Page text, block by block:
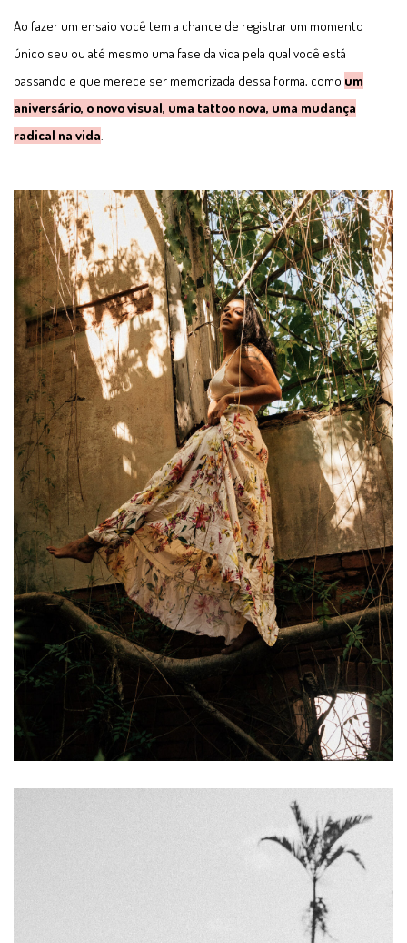
Ao fazer um ensaio você tem a chance de registrar um momento
único seu ou até mesmo uma fase da vida pela qual você está
passando e que merece ser memorizada dessa forma, como um
aniversário, o novo visual, uma tattoo nova, uma mudança
radical na vida.